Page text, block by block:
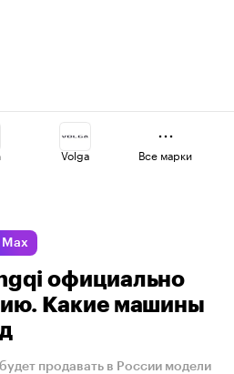
Volga
Esteo
Все марки
Max
официально
Какие машины
продавать в России модели